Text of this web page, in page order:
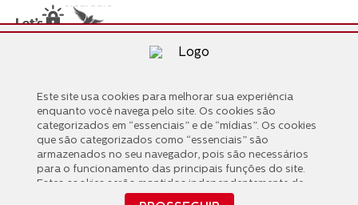
enquanto você navega pelo site. Os cookies são
categorizados em “essenciais” e de “mídias”. Os cookies
que são categorizados como “essenciais” são
armazenados no seu navegador, pois são necessários
para o funcionamento das principais funções do site.
Estes cookies serão mantidos independentemente de
PROSSEGUIR
Este site usa cookies para melhorar sua experiência
enquanto você navega pelo site. Os cookies são
categorizados em “essenciais” e de “mídias”. Os cookies
que são categorizados como “essenciais” são
armazenados no seu navegador, pois são necessários
para o funcionamento das principais funções do site.
Estes cookies serão mantidos independentemente de
seu consentimento. Também usamos cookies de